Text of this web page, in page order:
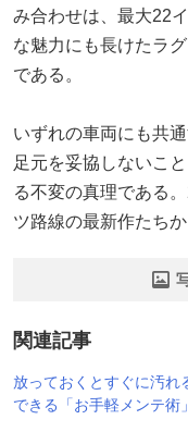
み合わせは、最大22
な魅力にも長けたラ
である。
いずれの車両にも共
足元を妥協しないこ
る不変の真理である
ツ路線の最新作たち
関連記事
放っておくとすぐに汚
できる「お手軽メンテ術